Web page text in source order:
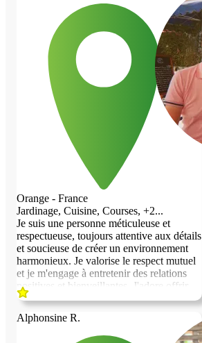
Orange - France
Jardinage, Cuisine, Courses, +2...
Je suis une personne méticuleuse et
respectueuse, toujours attentive aux détails
et soucieuse de créer un environnement
harmonieux. Je valorise le respect mutuel
et je m'engage à entretenir des relations
positives et bienveillantes. J'adore offrir
mes services pour des petits travaux que
ce soit dans l'entretien, la surveillance ou
la réparation. Je suis assez débrouillard.
J'aime cuisiner et partager avec les autres.
Alphonsine R.